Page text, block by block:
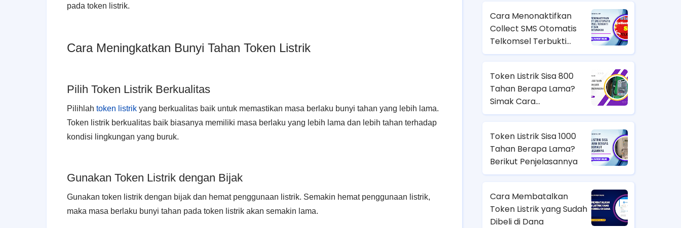
pada token listrik.
Cara Meningkatkan Bunyi Tahan Token Listrik
Pilih Token Listrik Berkualitas
Pilihlah token listrik yang berkualitas baik untuk memastikan masa berlaku bunyi tahan yang lebih lama.
Token listrik berkualitas baik biasanya memiliki masa berlaku yang lebih lama dan lebih tahan terhadap
kondisi lingkungan yang buruk.
Gunakan Token Listrik dengan Bijak
Gunakan token listrik dengan bijak dan hemat penggunaan listrik. Semakin hemat penggunaan listrik,
maka masa berlaku bunyi tahan pada token listrik akan semakin lama.
Cara Menonaktifkan
Collect SMS Otomatis
Telkomsel Terbukti
Efektif dan
Token Listrik Sisa 800
Tahan Berapa Lama?
Simak Cara
Menghitungnya dengan
Token Listrik Sisa 1000
Tahan Berapa Lama?
Berikut Penjelasannya
Cara Membatalkan
Token Listrik yang Sudah
Dibeli di Dana